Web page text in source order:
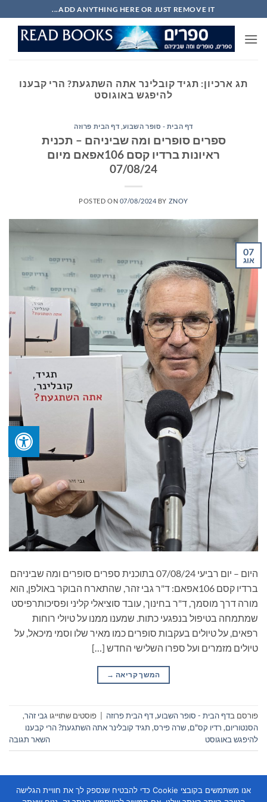
to
content
ADD ANYTHING HERE OR JUST REMOVE IT...
תג ארכיון: תגיד קובלינר אתה השתגעת? הרי קבענו
להיפגש באוגוסט
דף הבית - סופר השבוע דף הבית פרוזה
ספרים סופרים ומה שביניהם – תכנית
ראיונות ברדיו קסם 106אפאם מיום
07/08/24
POSTED ON 07/08/2024 BY ZNOY
07
אוג
היום – יום רביעי 07/08/24 בתוכנית ספרים סופרים ומה שביניהם
ברדיו קסם 106אפאם: ד"ר גבי זהר, שהתארח הבוקר באולפן, הוא
מורה דרך מוסמך, ד"ר בחינוך, עובד סוציאלי קליני ופסיכותרפיסט
שמתמחה בטיפול בנפגעי כתות. שמענו ממנו על טיולי רוחות
רפאים, על טיולים בעקבות סופרים כמו מאיר שלו וסמי מיכאל, על
טיולים מזמרים ועל ספרו השלישי החדש […]
המשך קריאה →
פורסם בדף הבית - סופר השבוע,דף הבית פרוזה פוסטים שתוייגו גבי זהר,
הסנטוריום, רדיו קס"ם,שרה פירס, תגיד קובלינר אתה השתגעת? הרי קבענו
להיפגש באוגוסט
השאר תגובה
אנו משתמשים בקובצי Cookie כדי להבטיח שנספק לך את חוויית הגלישה